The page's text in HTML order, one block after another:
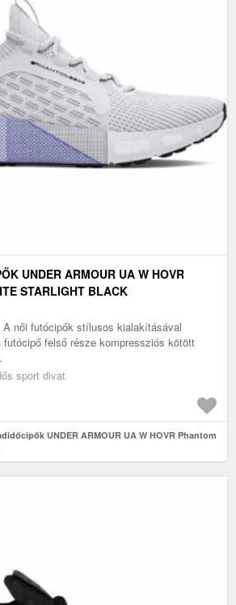
UNDER ARMOUR UA W HOVR
STARLIGHT BLACK
A női futócipők stílusos kialakításával
felső része kompressziós kötött
sport divat
UNDER ARMOUR UA W HOVR Phantom